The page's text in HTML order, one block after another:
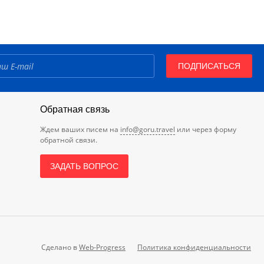
ПОДПИСАТЬСЯ
Обратная связь
Ждем ваших писем на info@goru.travel или через форму
обратной связи.
ЗАДАТЬ ВОПРОС
Сделано вWeb-Progress Политика конфиденциальности